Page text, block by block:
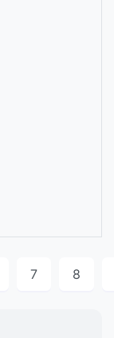
7 8